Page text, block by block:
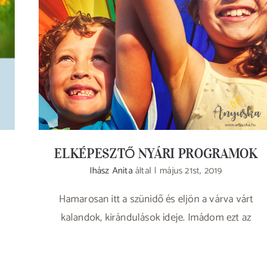
ELKÉPESZTŐ NYÁRI PROGRAMOK
ELKÉPESZTŐ NYÁRI PROGRAMOK
Ihász Anitaáltal | május 21st, 2019
Hamarosan itt a szünidő és eljön a várva várt
kalandok, kirándulások ideje. Imádom ezt az